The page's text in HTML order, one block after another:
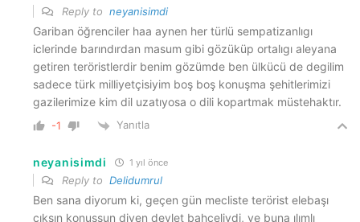
Reply to neyanisimdi
Gariban öğrenciler haa aynen her türlü sempatizanlıgı
iclerinde barındırdan masum gibi gözüküp ortalıgı aleyana
getiren teröristlerdir benim gözümde ben ülkücü de degilim
sadece türk milliyetçisiyim boş boş konuşma şehitlerimizi
gazilerimize kim dil uzatıyosa o dili kopartmak müstehaktır.
-1 Yanıtla
neyanisimdi 1 yıl önce
Reply to Delidumrul
Ben sana diyorum ki, geçen gün mecliste terörist elebaşı
çıksın konuşsun diyen devlet bahçeliydi, ve buna ılımlı